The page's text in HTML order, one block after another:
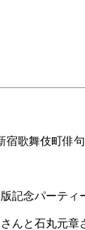
歌舞伎町俳
念パーテ
と石丸元